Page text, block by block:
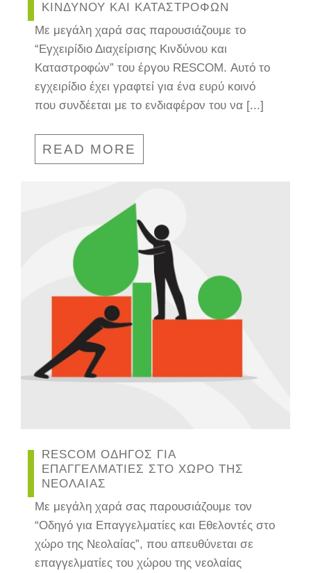
ΚΙΝΔΥΝΟΥ ΚΑΙ ΚΑΤΑΣΤΡΟΦΩΝ
Με μεγάλη χαρά σας παρουσιάζουμε το
“Εγχειρίδιο Διαχείρισης Κινδύνου και
Καταστροφών” του έργου RESCOM. Αυτό το
εγχειρίδιο έχει γραφτεί για ένα ευρύ κοινό
που συνδέεται με το ενδιαφέρον του να [...]
READ MORE
RESCOM ΟΔΗΓΟΣ ΓΙΑ
ΕΠΑΓΓΕΛΜΑΤΙΕΣ ΣΤΟ ΧΩΡΟ ΤΗΣ
ΝΕΟΛΑΙΑΣ
Με μεγάλη χαρά σας παρουσιάζουμε τον
“Οδηγό για Επαγγελματίες και Εθελοντές στο
χώρο της Νεολαίας”, που απευθύνεται σε
επαγγελματίες του χώρου της νεολαίας